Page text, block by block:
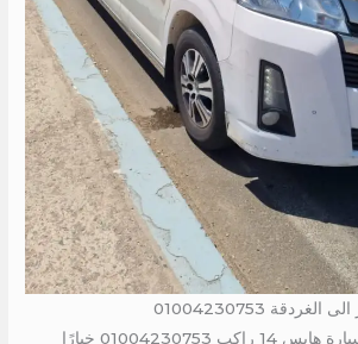
بالتالى يعتبر استئجار سيارة هايس 14 راكب 01004230753 خيارًا